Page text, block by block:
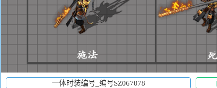
一体时装编号_编号SZ067078